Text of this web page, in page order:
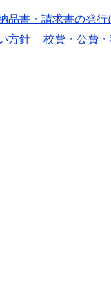
品書・請求書の発行
方針 校費・公費